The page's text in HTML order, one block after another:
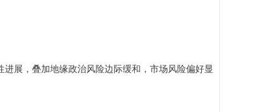
展，叠加地缘政治风险边际缓和，市场风险偏好显